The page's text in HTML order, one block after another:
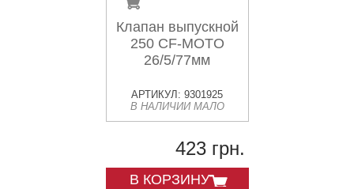
Клапан выпускной
250 CF-MOTO
26/5/77мм
АРТИКУЛ: 9301925
В НАЛИЧИИ МАЛО
423 грн.
В КОРЗИНУ